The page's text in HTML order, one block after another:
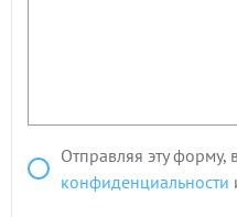
Отправляя эту форму,
конфиденциальности